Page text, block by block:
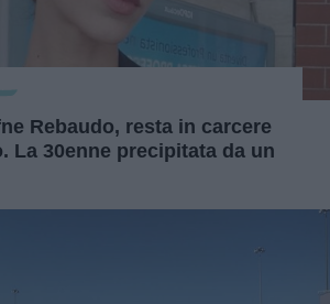
Rebaudo, resta in carcere
La 30enne precipitata da un